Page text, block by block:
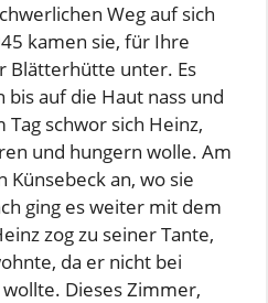
Weg auf sich
kamen sie, für Ihre
Blätterhütte unter. Es
auf die Haut nass und
schwor sich Heinz,
und hungern wolle. Am
an, wo sie
ging es weiter mit dem
zog zu seiner Tante,
da er nicht bei
Dieses Zimmer,